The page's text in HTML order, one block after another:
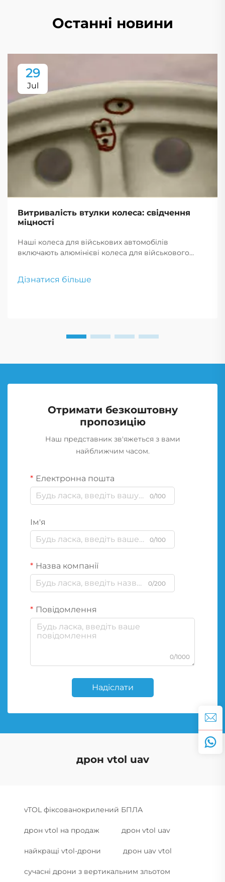
Останні новини
29
Jul
Витривалість втулки колеса: свідчення
міцності
Наші колеса для військових автомобілів
включають алюмінієві колеса для військового
та продуктивності, ці колеса ідеально підходять
Дізнатися більше
Отримати безкоштовну
пропозицію
Наш представник зв'яжеться з вами
найближчим часом.
Електронна пошта
0/100
Ім'я
0/100
Назва компанії
0/200
Повідомлення
0/1000
Надіслати
дрон vtol uav
vTOL фіксованокрилений БПЛА
дрон vtol на продаж дрон vtol uav
найкращі vtol-дрони дрон uav vtol
сучасні дрони з вертикальним зльотом